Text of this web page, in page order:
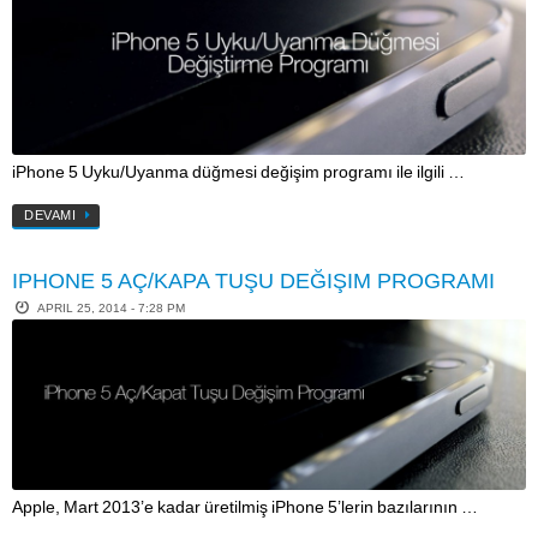
iPhone 5 Uyku/Uyanma düğmesi değişim programı ile ilgili …
DEVAMI
IPHONE 5 AÇ/KAPA TUŞU DEĞIŞIM PROGRAMI
APRIL 25, 2014 - 7:28 PM
Apple, Mart 2013’e kadar üretilmiş iPhone 5’lerin bazılarının …